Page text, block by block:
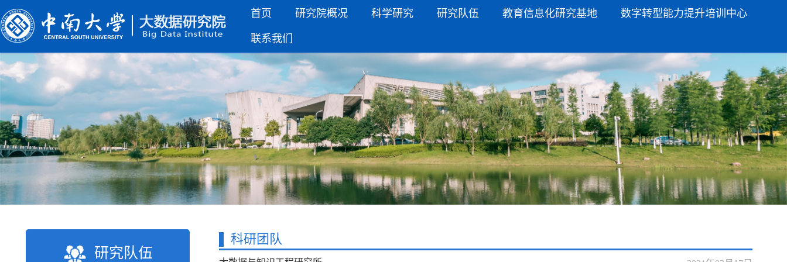
首页 研究院概况 科学研究 研究队伍 教育信息化研究基地 数字转型能力提升培训中心
联系我们
研究队伍
科研团队